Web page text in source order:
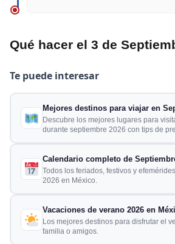
Qué hacer el 3 de
Te puede interesar
Mejores destinos para viajar en
Descubre los mejores lugares para
durante septiembre 2026 con tips de
Calendario completo de
Todos los feriados, festivos y
2026 en México.
Vacaciones de verano 2026 en
Los mejores destinos para disfrutar el
familia o amigos.